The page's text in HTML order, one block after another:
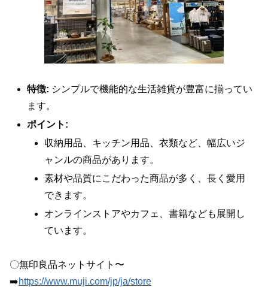
特徴: シンプルで機能的な生活雑貨が豊富に揃ってい
ます。
ポイント:
収納用品、キッチン用品、衣類など、幅広いジ
ャンルの商品があります。
素材や品質にこだわった商品が多く、長く愛用
できます。
オンラインストアやカフェ、書籍なども展開し
ています。
〇️無印良品ネットサイト〜
➡️https://www.muji.com/jp/ja/store